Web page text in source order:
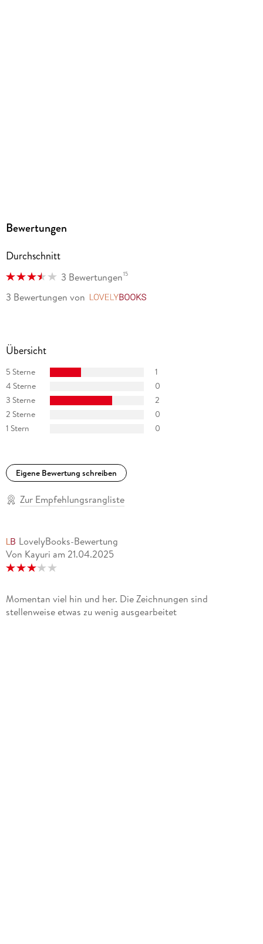
Bewertungen
Durchschnitt
3 Bewertungen15
3 Bewertungen von
Übersicht
5 Sterne
1
4 Sterne
0
3 Sterne
2
2 Sterne
0
1 Stern
0
Eigene Bewertung schreiben
Zur Empfehlungsrangliste
LovelyBooks-Bewertung
Von Kayuri am 21.04.2025
Momentan viel hin und her. Die Zeichnungen sind
stellenweise etwas zu wenig ausgearbeitet